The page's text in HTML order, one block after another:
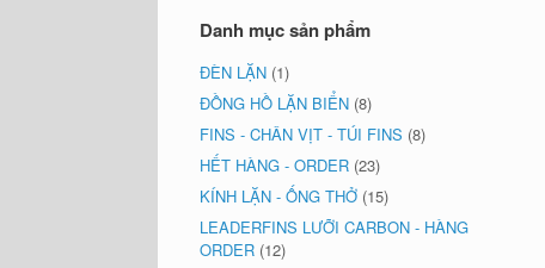
Danh mục sản phẩm
ĐÈN LẶN (1)
ĐỒNG HỒ LẶN BIỂN (8)
FINS - CHÂN VỊT - TÚI FINS (8)
HẾT HÀNG - ORDER (23)
KÍNH LẶN - ỐNG THỞ (15)
LEADERFINS LƯỠI CARBON - HÀNG
ORDER (12)